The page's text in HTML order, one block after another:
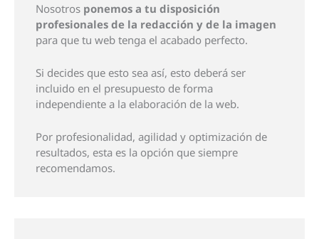
Nosotros ponemos a tu disposición
profesionales de la redacción y de la imagen
para que tu web tenga el acabado perfecto.
Si decides que esto sea así, esto deberá ser
incluido en el presupuesto de forma
independiente a la elaboración de la web.
Por profesionalidad, agilidad y optimización de
resultados, esta es la opción que siempre
recomendamos.